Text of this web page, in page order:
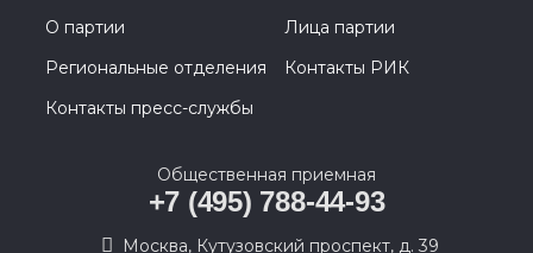
О партии
Лица партии
Региональные отделения
Контакты РИК
Контакты пресс-службы
Общественная приемная
+7 (495) 788-44-93
Москва, Кутузовский проспект, д. 39